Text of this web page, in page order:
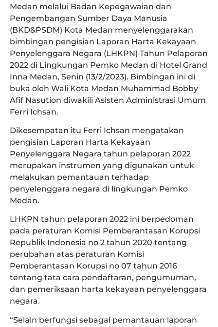
Medan melalui Badan Kepegawaian dan
Pengembangan Sumber Daya Manusia
(BKD&PSDM) Kota Medan menyelenggarakan
bimbingan pengisian Laporan Harta Kekayaan
Penyelenggara Negara (LHKPN) Tahun Pelaporan
2022 di Lingkungan Pemko Medan di Hotel Grand
Inna Medan, Senin (13/2/2023). Bimbingan ini di
buka oleh Wali Kota Medan Muhammad Bobby
Afif Nasution diwakili Asisten Administrasi Umum
Ferri Ichsan.
Dikesempatan itu Ferri Ichsan mengatakan
pengisian Laporan Harta Kekayaan
Penyelenggara Negara tahun pelaporan 2022
merupakan instrumen yang digunakan untuk
melakukan pemantauan terhadap
penyelenggara negara di lingkungan Pemko
Medan.
LHKPN tahun pelaporan 2022 ini berpedoman
pada peraturan Komisi Pemberantasan Korupsi
Republik Indonesia no 2 tahun 2020 tentang
perubahan atas peraturan Komisi
Pemberantasan Korupsi no 07 tahun 2016
tentang tata cara pendaftaran, pengumuman,
dan pemeriksaan harta kekayaan penyelenggara
negara.
“Selain berfungsi sebagai pemantauan laporan